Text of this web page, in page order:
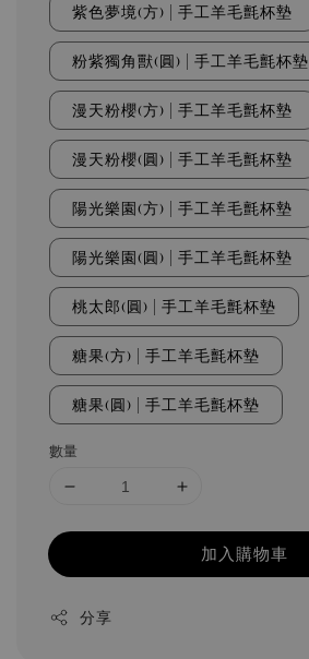
紫色夢境(方) | 手工羊毛氈杯墊
粉紫獨角獸(圓) | 手工羊毛氈杯墊
漫天粉櫻(方) | 手工羊毛氈杯墊
漫天粉櫻(圓) | 手工羊毛氈杯墊
陽光樂園(方) | 手工羊毛氈杯墊
陽光樂園(圓) | 手工羊毛氈杯墊
桃太郎(圓) | 手工羊毛氈杯墊
糖果(方) | 手工羊毛氈杯墊
糖果(圓) | 手工羊毛氈杯墊
數量
加入購物車
分享